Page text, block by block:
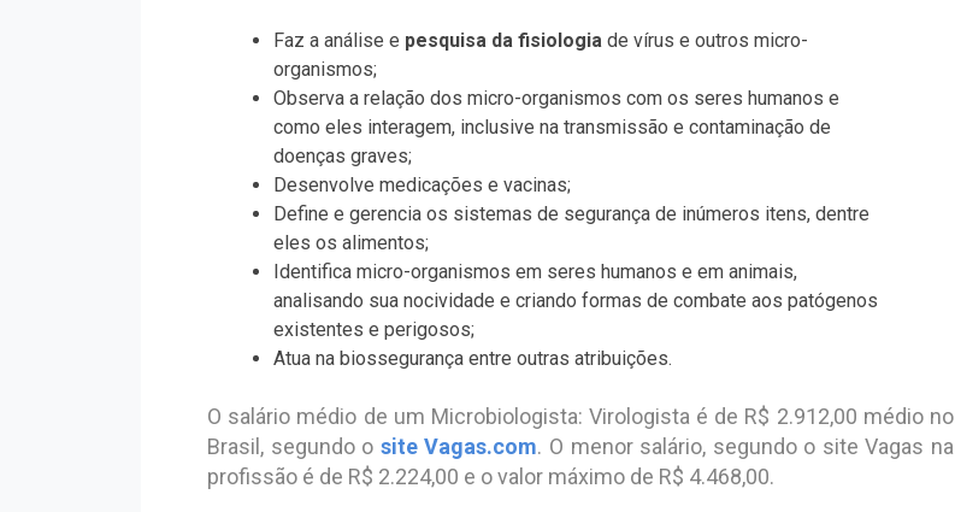
Faz a análise e pesquisa da fisiologia de vírus e outros micro-
organismos;
Observa a relação dos micro-organismos com os seres humanos e
como eles interagem, inclusive na transmissão e contaminação de
doenças graves;
Desenvolve medicações e vacinas;
Define e gerencia os sistemas de segurança de inúmeros itens, dentre
eles os alimentos;
Identifica micro-organismos em seres humanos e em animais,
analisando sua nocividade e criando formas de combate aos patógenos
existentes e perigosos;
Atua na biossegurança entre outras atribuições.
O salário médio de um Microbiologista: Virologista é de R$ 2.912,00 médio no
Brasil, segundo o site Vagas.com. O menor salário, segundo o site Vagas na
profissão é de R$ 2.224,00 e o valor máximo de R$ 4.468,00.